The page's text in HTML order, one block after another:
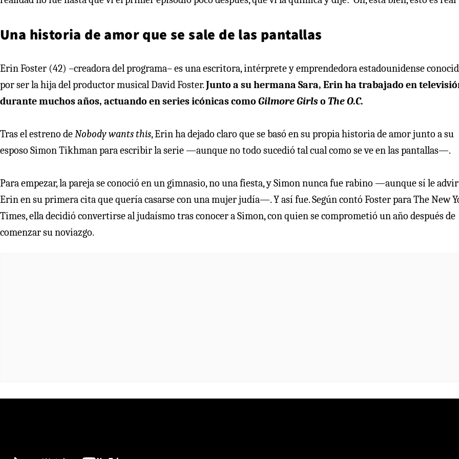
Una historia de amor que se sale de las pantallas
Erin Foster (42) –creadora del programa– es una escritora, intérprete y emprendedora estadounidense
por ser la hija del productor musical David Foster.Junto a su hermana Sara, Erin ha trabajado en
durante muchos años, actuando en series icónicas como Gilmore Girlso The O.C.
Tras el estreno deNobody wants this, Erin ha dejado claro que se basó en su propia historia de amor junto a su
esposo Simon Tikhman para escribir la serie —aunque no todo sucedió tal cual como se ve en las pantallas—.
Para empezar, la pareja se conoció en un gimnasio, no una fiesta, y Simon nunca fue rabino —aunque sí le
Erin en su primera cita que quería casarse con una mujer judía—. Y así fue. Según contó Foster para The New
Times, ella decidió convertirse al judaísmo tras conocer a Simon, con quien se comprometió un año después de
comenzar su noviazgo.